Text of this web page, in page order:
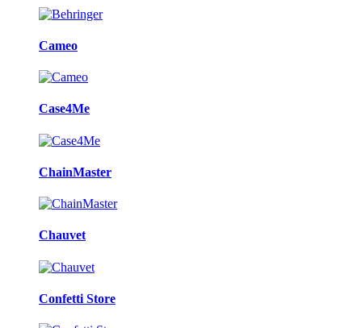
Cameo
Case4Me
ChainMaster
Chauvet
Confetti Store